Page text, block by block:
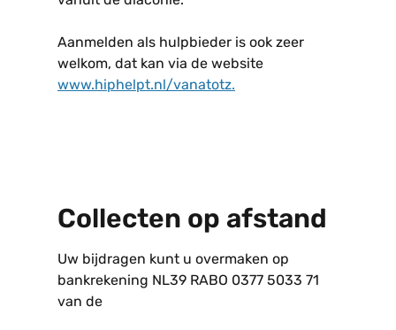
Aanmelden als hulpbieder is ook zeer
welkom, dat kan via de website
www.hiphelpt.nl/vanatotz.
Collecten op afstand
Uw bijdragen kunt u overmaken op
bankrekening NL39 RABO 0377 5033 71
van de